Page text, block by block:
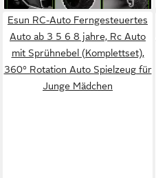
Esun RC-Auto Ferngesteuertes
Auto ab 3 5 6 8 jahre, Rc Auto
mit Sprühnebel (Komplettset),
360° Rotation Auto Spielzeug für
Junge Mädchen